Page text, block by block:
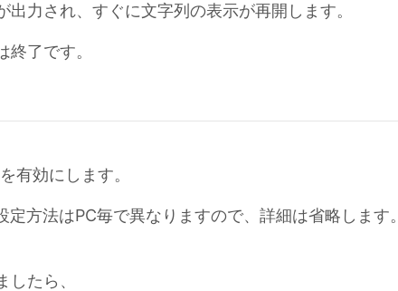
力され、すぐに文字列の表示が再開します。
了です。
有効にします。
方法はPC毎で異なりますので、詳細は省略します。
たら、